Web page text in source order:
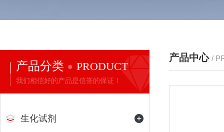
产品分类 PRODUCT
我们相信好的产品是信誉的保证！
生化试剂
产品中心 /